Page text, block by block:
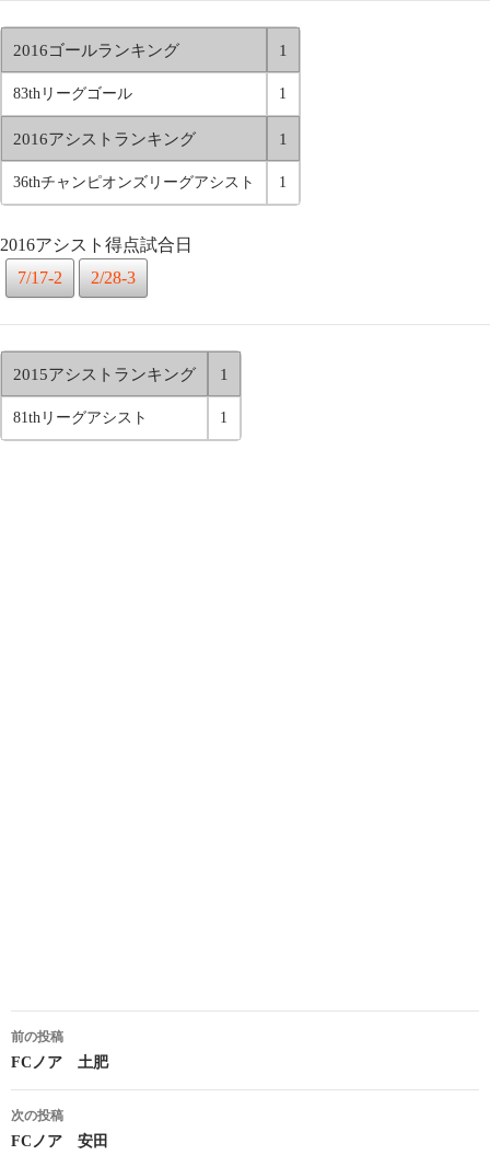
2016ゴールランキング 1
83thリーグゴール 1
2016アシストランキング 1
36thチャンピオンズリーグアシスト 1
2016アシスト得点試合日
7/17-2
2/28-3
2015アシストランキング 1
81thリーグアシスト 1
投
稿
ナ
ビ
前の投稿
FCノア 土肥
次の投稿
FCノア 安田